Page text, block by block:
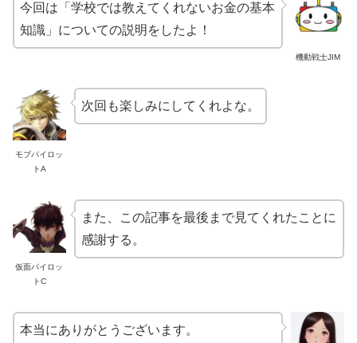
機動戦士JIM
今回は「学校では教えてくれないお金の基本
知識」についての説明をしたよ！
モブパイロッ
トA
次回も楽しみにしてくれよな。
仮面パイロッ
トC
また、この記事を最後まで見てくれたことに
感謝する。
本当にありがとうございます。